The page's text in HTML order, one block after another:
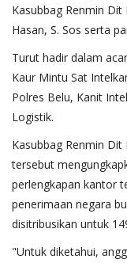
Kasubbag Renmin Dit
Hasan, S. Sos serta
Turut hadir dalam
Kaur Mintu Sat
Polres Belu, Kanit
Logistik.
Kasubbag Renmin
tersebut
perlengkapan kantor
penerimaan negara
disitribusikan untuk
"Untuk diketahui,